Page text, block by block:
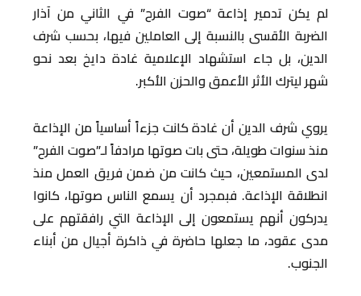
لم يكن تدمير إذاعة “صوت الفرح” في الثاني من آذار
الضربة الأقسى بالنسبة إلى العاملين فيها، بحسب شرف
الدين، بل جاء استشهاد الإعلامية غادة دايخ بعد نحو
شهر ليترك الأثر الأعمق والحزن الأكبر.
يروي شرف الدين أن غادة كانت جزءاً أساسياً من الإذاعة
منذ سنوات طويلة، حتى بات صوتها مرادفاً لـ”صوت الفرح”
لدى المستمعين، حيث كانت من ضمن فريق العمل منذ
انطلاقة الإذاعة. فبمجرد أن يسمع الناس صوتها، كانوا
يدركون أنهم يستمعون إلى الإذاعة التي رافقتهم على
مدى عقود، ما جعلها حاضرة في ذاكرة أجيال من أبناء
الجنوب.